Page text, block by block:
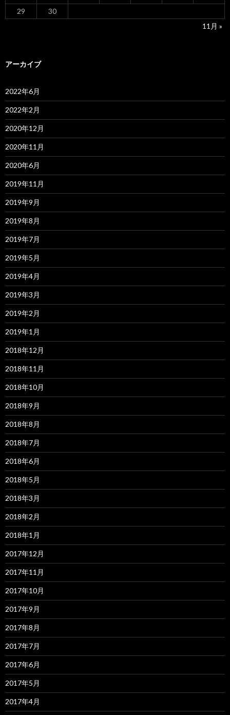
29
30
11月 »
アーカイブ
2022年6月
2022年2月
2020年12月
2020年11月
2020年6月
2019年11月
2019年9月
2019年8月
2019年7月
2019年5月
2019年4月
2019年3月
2019年2月
2019年1月
2018年12月
2018年11月
2018年10月
2018年9月
2018年8月
2018年7月
2018年6月
2018年5月
2018年3月
2018年2月
2018年1月
2017年12月
2017年11月
2017年10月
2017年9月
2017年8月
2017年7月
2017年6月
2017年5月
2017年4月